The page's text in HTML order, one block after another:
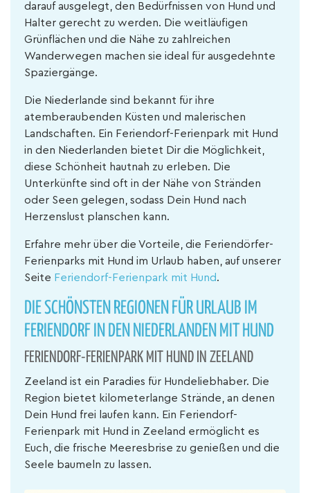
darauf ausgelegt, den Bedürfnissen von Hund und
Halter gerecht zu werden. Die weitläufigen
Grünflächen und die Nähe zu zahlreichen
Wanderwegen machen sie ideal für ausgedehnte
Spaziergänge.
Die Niederlande sind bekannt für ihre
atemberaubenden Küsten und malerischen
Landschaften. Ein Feriendorf-Ferienpark mit Hund
in den Niederlanden bietet Dir die Möglichkeit,
diese Schönheit hautnah zu erleben. Die
Unterkünfte sind oft in der Nähe von Stränden
oder Seen gelegen, sodass Dein Hund nach
Herzenslust planschen kann.
Erfahre mehr über die Vorteile, die Feriendörfer-
Ferienparks mit Hund im Urlaub haben, auf unserer
Seite Feriendorf-Ferienpark mit Hund.
DIE SCHÖNSTEN REGIONEN FÜR URLAUB IM
FERIENDORF IN DEN NIEDERLANDEN MIT HUND
FERIENDORF-FERIENPARK MIT HUND IN ZEELAND
Zeeland ist ein Paradies für Hundeliebhaber. Die
Region bietet kilometerlange Strände, an denen
Dein Hund frei laufen kann. Ein Feriendorf-
Ferienpark mit Hund in Zeeland ermöglicht es
Euch, die frische Meeresbrise zu genießen und die
Seele baumeln zu lassen.